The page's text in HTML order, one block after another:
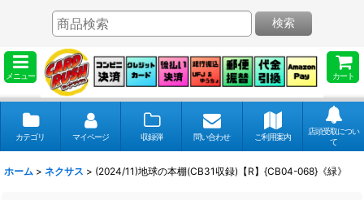
メニュー カート
検索
カテゴリ マイページ 収録弾 問い合わせ ご利用案内
店頭受取につい
て
ホーム > ネクサス > (2024/11)地球の本棚(CB31収録)【R】{CB04-068}《緑》